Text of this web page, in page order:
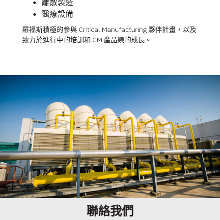
離散製造
醫療設備
羅福斯積極的參與 Critical Manufacturing 夥伴計畫，以及
致力於進行中的培訓和 CM 產品線的成長。
聯絡我們